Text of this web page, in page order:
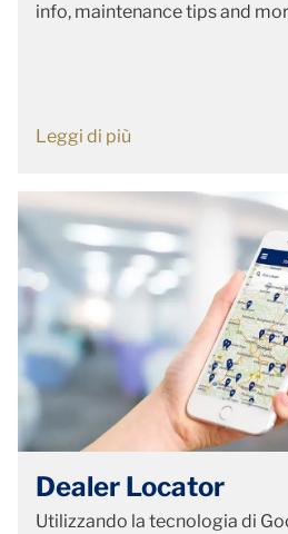
info, maintenance
Leggi di più
Dealer Locator
Utilizzando la tecnologia di